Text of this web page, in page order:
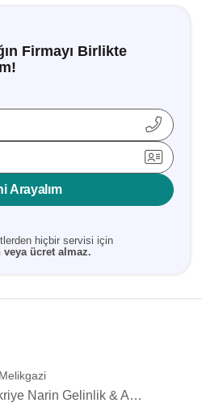
Firmayı Birlikte
Arayalım
hiçbir servisi için
veya ücret almaz.
Melikgazi
Fikriye Narin Gelinlik & Abiye